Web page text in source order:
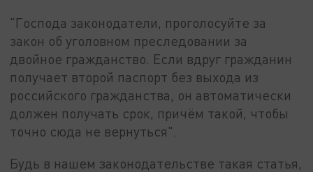
"Господа законодатели, проголосуйте за
закон об уголовном преследовании за
двойное гражданство. Если вдруг гражданин
получает второй паспорт без выхода из
российского гражданства, он автоматически
должен получать срок, причём такой, чтобы
точно сюда не вернуться".
Будь в нашем законодательстве такая статья,